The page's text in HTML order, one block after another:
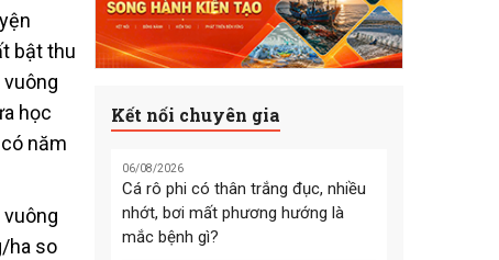
bật thu
học
năm
ha so
Kết nối chuyên gia
06/08/2026
Cá rô phi có thân trắng đục, nhiều
nhớt, bơi mất phương hướng là
mắc bệnh gì?